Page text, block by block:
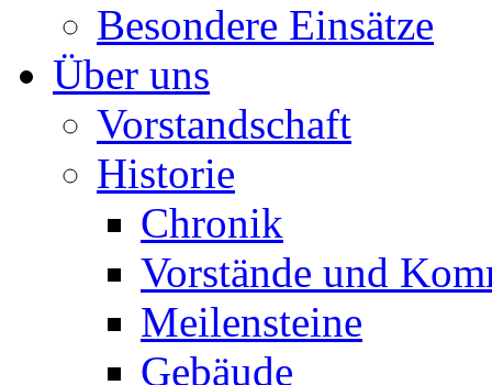
Besondere Einsätze
Über uns
Vorstandschaft
Historie
Chronik
Vorstände und
Meilensteine
Gebäude